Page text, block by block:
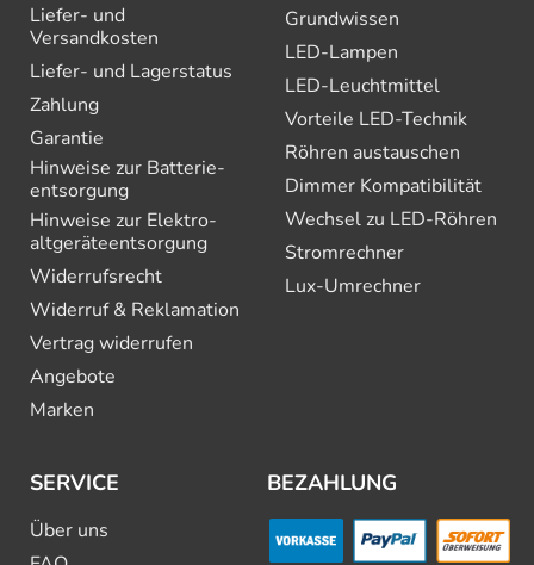
Liefer- und
Versandkosten
Liefer- und Lagerstatus
Zahlung
Garantie
Hinweise zur Batterie­
entsorgung
Hinweise zur Elektro­
altgeräte­entsorgung
Widerrufsrecht
Widerruf & Reklamation
Vertrag widerrufen
Angebote
Marken
Grundwissen
LED-Lampen
LED-Leuchtmittel
Vorteile LED-Technik
Röhren austauschen
Dimmer Kompatibilität
Wechsel zu LED-Röhren
Stromrechner
Lux-Umrechner
SERVICE
Über uns
BEZAHLUNG